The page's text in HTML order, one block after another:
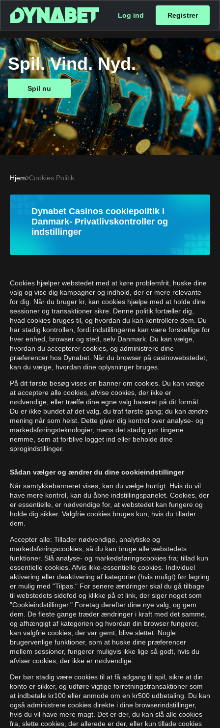
Log ind Registrer
Spil. Vind. Nyd.
Spil nu
Hjem Cookies Politik
Dynabet Casinos cookiepolitik i
Danmark- Privatlivskontroller og
indstillinger
Cookies hjælper webstedet med at køre problemfrit, huske dine
valg og vise dig kampagner og indhold, der er mere relevante
for dig. Når du bruger kr, kan cookies hjælpe med at holde dine
sessioner og transaktioner sikre. Denne politik fortæller dig,
hvad cookies bruges til, og hvordan du kan kontrollere dem. Du
har stadig kontrollen, fordi indstillingerne kan være forskellige for
hver enhed, browser og sted, selv Danmark. Du kan vælge,
hvordan du accepterer cookies, og administrere dine
præferencer hos Dynabet. Når du browser på casinowebstedet,
kan du vælge, hvordan dine oplysninger bruges.
På dit første besøg vises en banner om cookies. Du kan vælge
at acceptere alle cookies, afvise cookies, der ikke er
nødvendige, eller træffe dine egne valg baseret på dit formål.
Du er ikke bundet af det valg, du traf første gang; du kan ændre
mening når som helst. Dette giver dig kontrol over analyse- og
markedsføringsteknologier, mens det stadig gør tingene
nemme, som at forblive logget ind eller beholde dine
sprogindstillinger.
Sådan vælger og ændrer du dine cookieindstillinger
Når samtykkebanneret vises, kan du vælge hurtigt. Hvis du vil
have mere kontrol, kan du åbne indstillingspanelet. Cookies, der
er essentielle, er nødvendige for, at webstedet kan fungere og
holde dig sikker. Valgfrie cookies bruges kun, hvis du tillader
dem.
Accepter alle: Tillader nødvendige, analytiske og
markedsføringscookies, så du kan bruge alle webstedets
funktioner. Slå analyse- og markedsføringscookies fra; tillad kun
essentielle cookies. Afvis ikke-essentielle cookies. Individuel
aktivering eller deaktivering af kategorier (hvis muligt) før lagring
er mulig med "Tilpas." For senere ændringer skal du gå tilbage
til webstedets sidefod og klikke på et link, der siger noget som
"Cookieindstillinger." Foretag derefter dine nye valg, og gem
dem. De fleste gange træder ændringer i kraft med det samme,
og afhængigt af kategorien og hvordan din browser fungerer,
kan valgfrie cookies, der var gemt, blive slettet. Nogle
brugervenlige funktioner, som at huske dine præferencer
mellem sessioner, fungerer muligvis ikke lige så godt, hvis du
afviser cookies, der ikke er nødvendige.
Der bør stadig være cookies til at få adgang til spil, sikre at din
konto er sikker, og udføre vigtige forretningstransaktioner som
at indbetale kr100 eller anmode om en kr500 udbetaling. Du kan
også administrere cookies direkte i dine browserindstillinger,
hvis du vil have mere magt. Det er der, du kan slå alle cookies
fra, slette cookies, der allerede er der, eller kun tillade cookies